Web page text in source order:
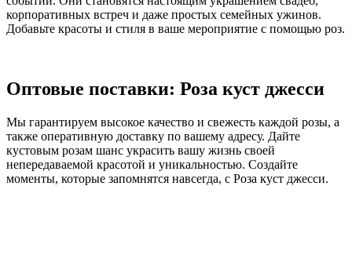
корпоративных встреч и даже простых семейных ужинов.
Добавьте красоты и стиля в ваше мероприятие с помощью роз.
Оптовые поставки: Роза куст джесси
Мы гарантируем высокое качество и свежесть каждой розы, а
также оперативную доставку по вашему адресу. Дайте
кустовым розам шанс украсить вашу жизнь своей
непередаваемой красотой и уникальностью. Создайте
моменты, которые запомнятся навсегда, с Роза куст джесси.